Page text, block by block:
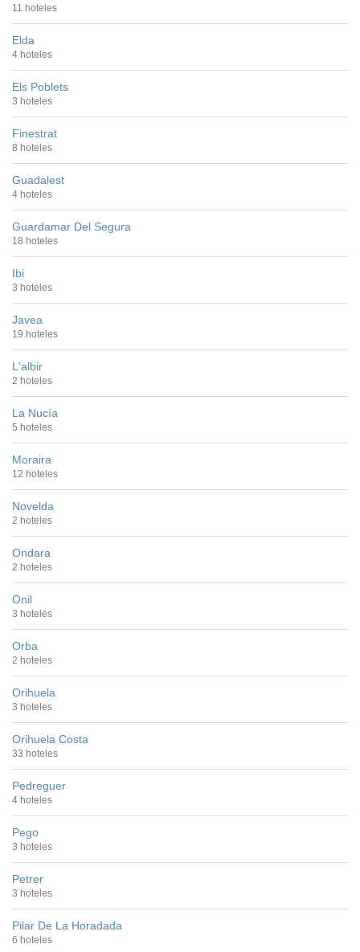
11 hoteles
Elda
4 hoteles
Els Poblets
3 hoteles
Finestrat
8 hoteles
Guadalest
4 hoteles
Guardamar Del Segura
18 hoteles
Ibi
3 hoteles
Javea
19 hoteles
L'albir
2 hoteles
La Nucía
5 hoteles
Moraira
12 hoteles
Novelda
2 hoteles
Ondara
2 hoteles
Onil
3 hoteles
Orba
2 hoteles
Orihuela
3 hoteles
Orihuela Costa
33 hoteles
Pedreguer
4 hoteles
Pego
3 hoteles
Petrer
3 hoteles
Pilar De La Horadada
6 hoteles